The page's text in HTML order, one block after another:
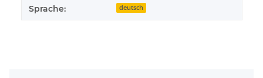
Sprache: deutsch